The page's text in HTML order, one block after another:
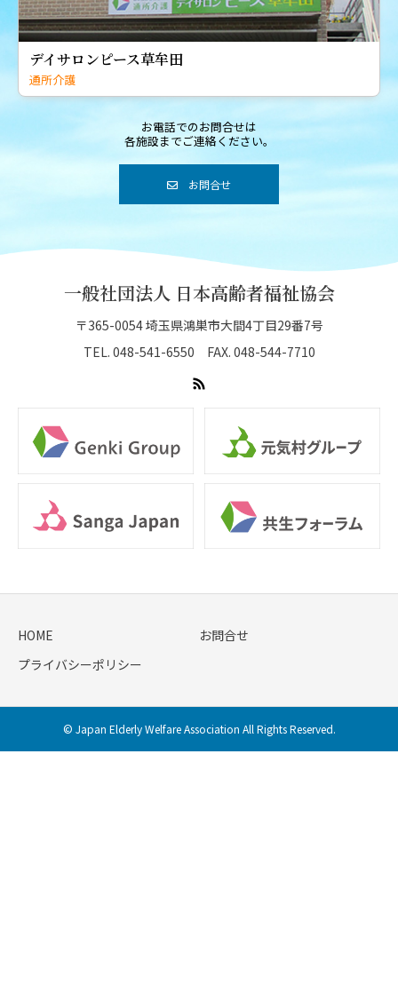
お電話でのお問合せは
各施設までご連絡ください。
お問合せ
デイサロンピース草牟田
通所介護
一般社団法人 日本高齢者福祉協会
〒365-0054 埼玉県鴻巣市大間4丁目29番7号
TEL. 048-541-6550 FAX. 048-544-7710
HOME
お問合せ
プライバシーポリシー
© Japan Elderly Welfare Association All Rights Reserved.